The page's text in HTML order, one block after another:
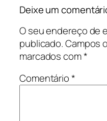
Deixe um
O seu endereço de
publicado.Campos
marcados com*
Comentário*